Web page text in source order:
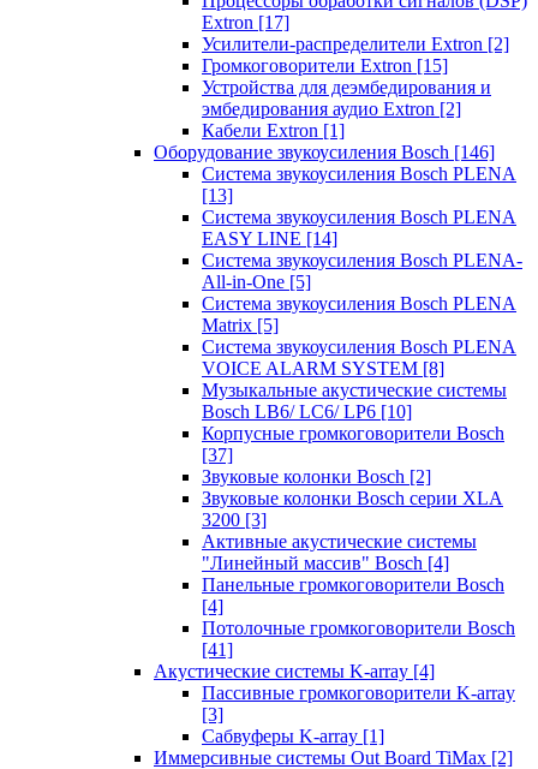
Extron [17]
Усилители-распределители Extron [2]
Громкоговорители Extron [15]
Устройства для деэмбедирования и
эмбедирования аудио Extron [2]
Кабели Extron [1]
Оборудование звукоусиления Bosch [146]
Система звукоусиления Bosch PLENA
[13]
Система звукоусиления Bosch PLENA
EASY LINE [14]
Система звукоусиления Bosch PLENA-
All-in-One [5]
Система звукоусиления Bosch PLENA
Matrix [5]
Система звукоусиления Bosch PLENA
VOICE ALARM SYSTEM [8]
Музыкальные акустические системы
Bosch LB6/ LC6/ LP6 [10]
Корпусные громкоговорители Bosch
[37]
Звуковые колонки Bosch [2]
Звуковые колонки Bosch серии XLA
3200 [3]
Активные акустические системы
"Линейный массив" Bosch [4]
Панельные громкоговорители Bosch
[4]
Потолочные громкоговорители Bosch
[41]
Акустические системы K-array [4]
Пассивные громкоговорители K-array
[3]
Сабвуферы K-array [1]
Иммерсивные системы Out Board TiMax [2]